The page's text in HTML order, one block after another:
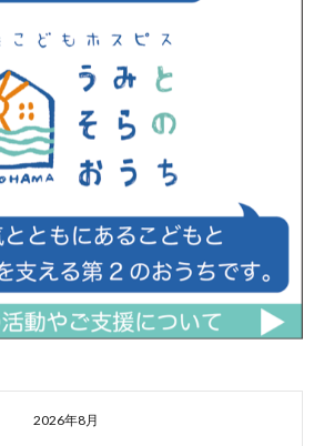
2026年8月